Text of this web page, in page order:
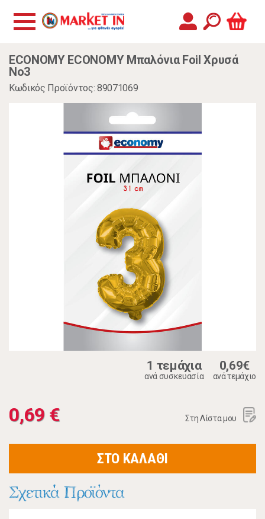
ECONOMY ECONOMY Μπαλόνια Foil Χρυσά
Νο3
Κωδικός Προϊόντος: 89071069
1 τεμάχια
ανά συσκευασία
0,69€
ανά τεμάχιο
0,69 € Στη Λίστα μου
ΣΤΟ ΚΑΛΑΘΙ
Σχετικά Προϊόντα